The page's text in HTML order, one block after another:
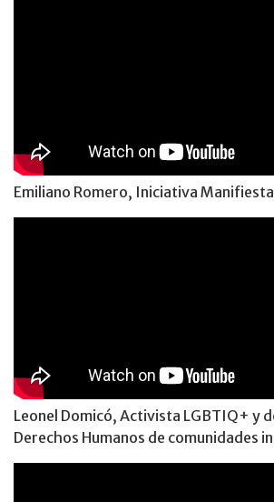
Emiliano Romero, Iniciativa
Leonel Domicó, Activista LGBTIQ+ y
Derechos Humanos de comunidades